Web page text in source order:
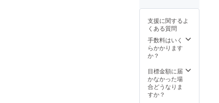
ご利用
時にお
見せく
ださ
い。
ターン
は本人
のみ使
用可能
です。
他人
とはで
きませ
ん。
増し・
限定
ラーメ
ンにつ
きまし
ては
いくだ
さい。
※トッピ
利用に
せん。
※21年
11/1～
22年
4/30の
が有効
期間と
なりま
す。 ※
にも
SPARK
の初期
ユー
ザーに
なって
きま
す。 ※
講演会
当日の
支援に関するよ
くある質問
手数料はいく
らかかります
か？
目標金額に届
かなかった場
合どうなりま
すか？